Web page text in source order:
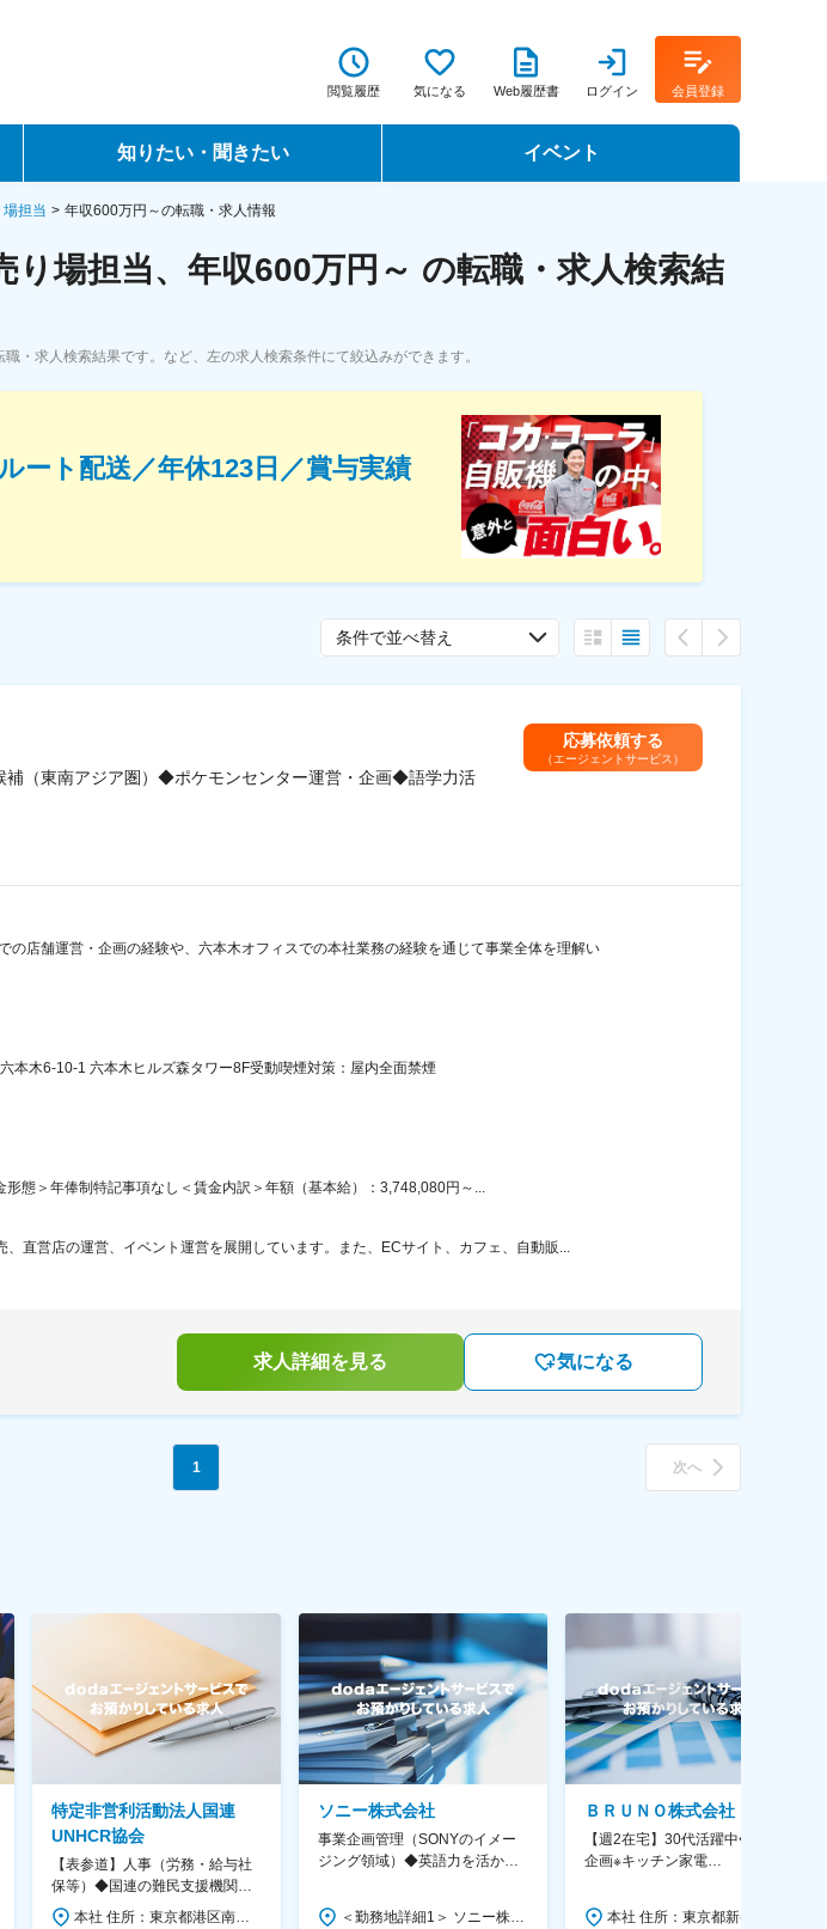
閲覧履歴 気になる Web履歴書 ログイン 会員登録
知りたい・聞きたい
転職ノウハウ
データで見る転職
イベント
転職フェア
担当 年収600万円～の転職・求人情報
り場担当、年収600万円～ の転職・求人検索結
・求人検索結果です。など、左の求人検索条件にて絞込みができます。
ート配送／年休123日／賞与実績
条件で並べ替え
補（東南アジア圏）◆ポケモンセンター運営・企画◆語学力活
応募依頼する
（エージェントサービス）
の店舗運営・企画の経験や、六本木オフィスでの本社業務の経験を通じて事業全体を理解い
本木6-10-1 六本木ヒルズ森タワー8F受動喫煙対策：屋内全面禁煙
態＞年俸制特記事項なし＜賃金内訳＞年額（基本給）：3,748,080円～...
直営店の運営、イベント運営を展開しています。また、ECサイト、カフェ、自動販...
求人詳細を見る 気になる
1 次へ
特定非営利活動法人国連
UNHCR協会
【表参道】人事（労務・給与社
保等）◆国連の難民支援機関の
活動を支える日本公式支援窓口
ソニー株式会社
事業企画管理（SONYのイメー
ジング領域）◆英語力を活か
ＢＲＵＮＯ株式会社
【週2在宅】30代活躍中◆商品
企画※キッチン家電